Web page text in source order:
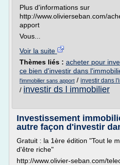
Plus d'informations sur
http://www.olivierseban.com/
apport
Vous...
Voir la suite
Thèmes liés : acheter pour
ce bien d'investir dans
l'immobilier sans apport / investir dans
/ investir ds l immobilier
Investissement
autre façon d'investir
Gratuit : la 1ère édition "Tout le
d'être riche"
http://www.olivier-seban.com/